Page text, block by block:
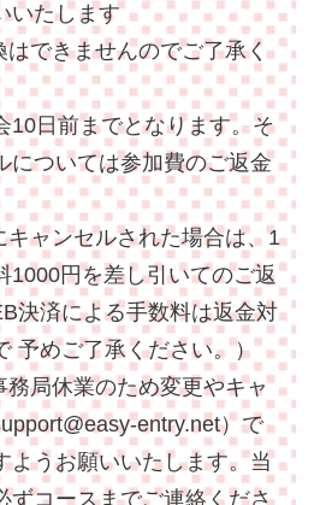
いたします
できませんのでご了承く
日前までとなります。そ
については参加費のご返金
ャンセルされた場合は、1
1000円を差し引いてのご返
決済による手数料は返金対
予めご了承ください。）
局休業のため変更やキャ
entry.net）で
ようお願いいたします。当
ずコースまでご連絡くださ